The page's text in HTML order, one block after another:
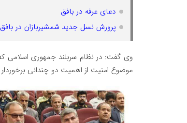
دعای عرفه در بافق
پرورش نسل جدید شمشیربازان در بافق
موضوع امنیت از اهمیت دو چندانی